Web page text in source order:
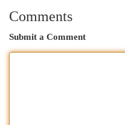
Comments
Submit a Comment